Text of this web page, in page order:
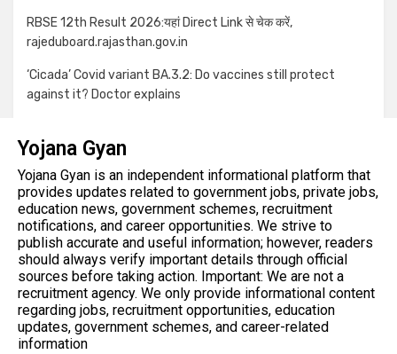
RBSE 12th Result 2026:यहां Direct Link से चेक करें,
rajeduboard.rajasthan.gov.in
‘Cicada’ Covid variant BA.3.2: Do vaccines still protect
against it? Doctor explains
Yojana Gyan
Yojana Gyan is an independent informational platform that
provides updates related to government jobs, private jobs,
education news, government schemes, recruitment
notifications, and career opportunities. We strive to
publish accurate and useful information; however, readers
should always verify important details through official
sources before taking action. Important: We are not a
recruitment agency. We only provide informational content
regarding jobs, recruitment opportunities, education
updates, government schemes, and career-related
information